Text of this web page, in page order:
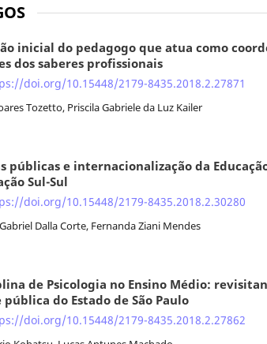
inicial do pedagogo que atua como
dos saberes profissionais
doi.org/10.15448/2179-8435.2018.2.27871
Tozetto, Priscila Gabriele da Luz Kailer
públicas e internacionalização da
Sul-Sul
doi.org/10.15448/2179-8435.2018.2.30280
Dalla Corte, Fernanda Ziani Mendes
de Psicologia no Ensino Médio:
do Estado de São Paulo
doi.org/10.15448/2179-8435.2018.2.27862